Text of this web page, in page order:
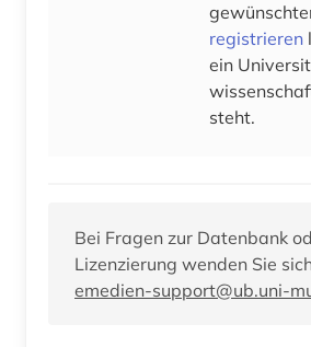
registrieren
ein
steht.
Bei Fragen zur Datenbank
Lizenzierung wenden Sie
emedien-support@ub.uni-